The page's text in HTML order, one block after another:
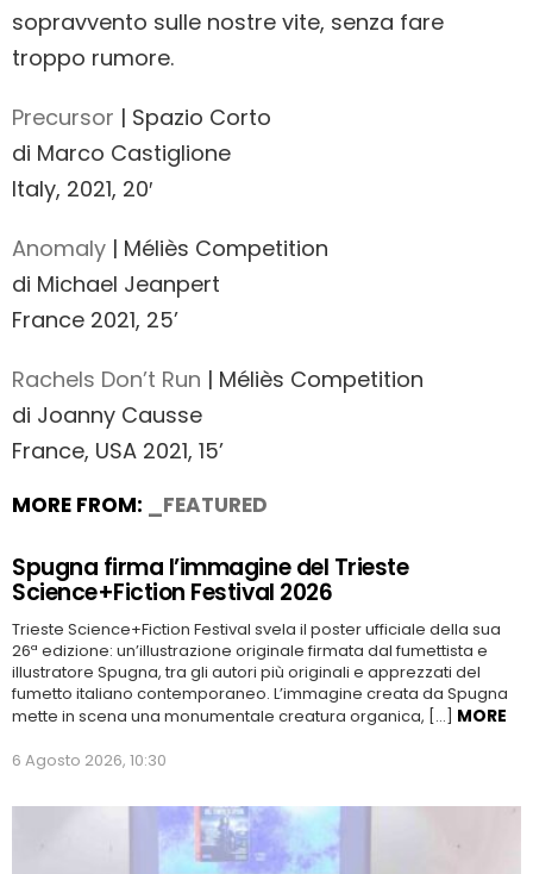
sopravvento sulle nostre vite, senza fare
troppo rumore.
Precursor | Spazio Corto
di Marco Castiglione
Italy, 2021, 20′
Anomaly | Méliès Competition
di Michael Jeanpert
France 2021, 25’
Rachels Don’t Run | Méliès Competition
di Joanny Causse
France, USA 2021, 15’
MORE FROM: _FEATURED
Spugna firma l’immagine del Trieste
Science+Fiction Festival 2026
Trieste Science+Fiction Festival svela il poster ufficiale della sua
26ª edizione: un’illustrazione originale firmata dal fumettista e
illustratore Spugna, tra gli autori più originali e apprezzati del
fumetto italiano contemporaneo. L’immagine creata da Spugna
mette in scena una monumentale creatura organica, […] MORE
6 Agosto 2026, 10:30